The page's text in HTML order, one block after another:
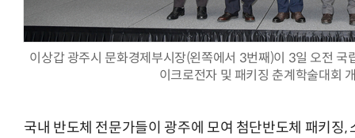
이상갑 광주시 문화경제부시장(왼쪽에서 3번째)이 3일 오전
이크로전자 및 패키징 춘계학술대회
국내 반도체 전문가들이 광주에 모여 첨단반도체 패키징
AI Native Enterprise를 지원하는 AI Ready Data